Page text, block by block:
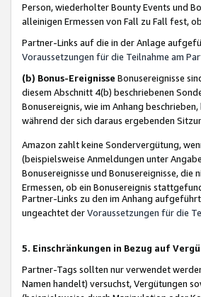
Person, wiederholter Bounty Events und
alleinigen Ermessen von Fall zu Fall fest,
Partner-Links auf die in der Anlage
Voraussetzungen für die Teilnahme am
(b) Bonus-Ereignisse Bonusereignisse
diesem Abschnitt 4(b) beschriebenen
Bonusereignis, wie im Anhang
während der sich daraus ergebenden
Amazon zahlt keine Sondervergütung,
(beispielsweise Anmeldungen unter
Bonusereignisse und Bonusereignisse,
Ermessen, ob ein Bonusereignis
Partner-Links zu den im Anhang
ungeachtet derVoraussetzungen für die
5. Einschränkungen in Bezug auf
Partner-Tags sollten nur verwendet
Namen handelt) versuchst, Vergütungen